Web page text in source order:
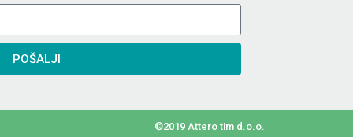
POŠALJI
©2019 Attero tim d.o.o.